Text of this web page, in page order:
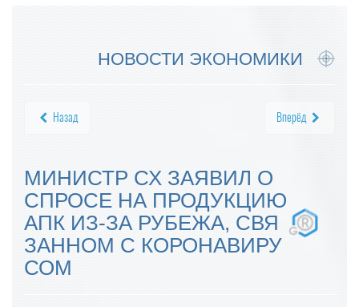
НОВОСТИ ЭКОНОМИКИ
Назад Вперёд
МИНИСТР СХ ЗАЯВИЛ О
СПРОСЕ НА ПРОДУКЦИЮ
АПК ИЗ-ЗА РУБЕЖА, СВЯ
ЗАННОМ С КОРОНАВИРУ
СОМ